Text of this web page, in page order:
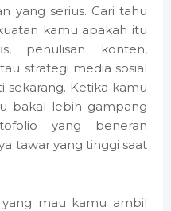
yang serius. Cari tahu
kamu apakah itu
penulisan konten,
strategi media sosial
sekarang. Ketika kamu
bakal lebih gampang
yang beneran
tawar yang tinggi saat
mau kamu ambil